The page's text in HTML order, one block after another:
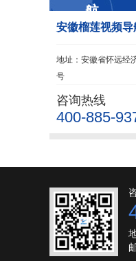
航
安徽榴莲视频导
地址：安徽省怀远
号
咨询热线
400-885-